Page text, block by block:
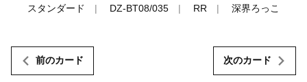
スタンダード DZ-BT08/035 RR 深界ろっこ
前のカード 次のカード